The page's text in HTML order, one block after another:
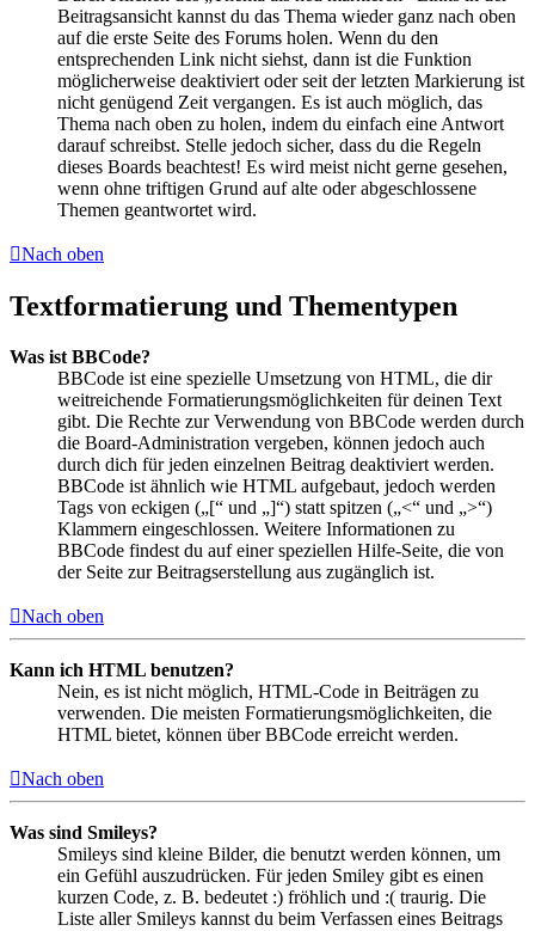
Beitragsansicht kannst du das Thema wieder ganz nach oben
auf die erste Seite des Forums holen. Wenn du den
entsprechenden Link nicht siehst, dann ist die Funktion
möglicherweise deaktiviert oder seit der letzten Markierung ist
nicht genügend Zeit vergangen. Es ist auch möglich, das
Thema nach oben zu holen, indem du einfach eine Antwort
darauf schreibst. Stelle jedoch sicher, dass du die Regeln
dieses Boards beachtest! Es wird meist nicht gerne gesehen,
wenn ohne triftigen Grund auf alte oder abgeschlossene
Themen geantwortet wird.
Nach oben
Textformatierung und Thementypen
Was ist BBCode?
BBCode ist eine spezielle Umsetzung von HTML, die dir
weitreichende Formatierungsmöglichkeiten für deinen Text
gibt. Die Rechte zur Verwendung von BBCode werden durch
die Board-Administration vergeben, können jedoch auch
durch dich für jeden einzelnen Beitrag deaktiviert werden.
BBCode ist ähnlich wie HTML aufgebaut, jedoch werden
Tags von eckigen („[“ und „]“) statt spitzen („<“ und „>“)
Klammern eingeschlossen. Weitere Informationen zu
BBCode findest du auf einer speziellen Hilfe-Seite, die von
der Seite zur Beitragserstellung aus zugänglich ist.
Nach oben
Kann ich HTML benutzen?
Nein, es ist nicht möglich, HTML-Code in Beiträgen zu
verwenden. Die meisten Formatierungsmöglichkeiten, die
HTML bietet, können über BBCode erreicht werden.
Nach oben
Was sind Smileys?
Smileys sind kleine Bilder, die benutzt werden können, um
ein Gefühl auszudrücken. Für jeden Smiley gibt es einen
kurzen Code, z. B. bedeutet :) fröhlich und :( traurig. Die
Liste aller Smileys kannst du beim Verfassen eines Beitrags